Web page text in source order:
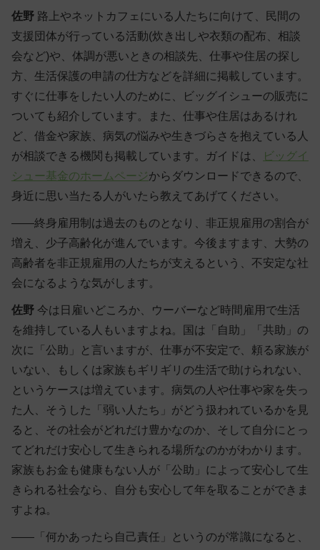
佐野 路上やネットカフェにいる人たちに向けて、民間の
支援団体が行っている活動(炊き出しや衣類の配布、相談
会など)や、体調が悪いときの相談先、仕事や住居の探し
方、生活保護の申請の仕方などを詳細に掲載しています。
すぐに仕事をしたい人のために、ビッグイシューの販売に
ついても紹介しています。また、仕事や住居はあるけれ
ど、借金や家族、病気の悩みや生きづらさを抱えている人
が相談できる機関も掲載しています。ガイドは、
ビッグイ
シュー基金のホームページからダウンロードできるので、
身近に思い当たる人がいたら教えてあげてください。
――終身雇用制は過去のものとなり、非正規雇用の割合が
増え、少子高齢化が進んでいます。今後ますます、大勢の
高齢者を非正規雇用の人たちが支えるという、不安定な社
会になるような気がします。
佐野 今は日雇いどころか、ウーバーなど時間雇用で生活
を維持している人もいますよね。国は「自助」「共助」の
次に「公助」と言いますが、仕事が不安定で、頼る家族が
いない、もしくは家族もギリギリの生活で助けられない、
というケースは増えています。病気の人や仕事や家を失っ
た人、そうした「弱い人たち」がどう扱われているかを見
ると、その社会がどれだけ豊かなのか、そして自分にとっ
てどれだけ安心して生きられる場所なのかがわかります。
家族もお金も健康もない人が「公助」によって安心して生
きられる社会なら、自分も安心して年を取ることができま
すよね。
――「何かあったら自己責任」というのが常識になると、